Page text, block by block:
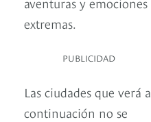
extremas.
PUBLICIDAD
Las ciudades que verá a
continuación no se